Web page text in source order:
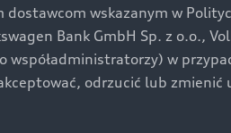
wskazanym w
Bank GmbH Sp. z o.o.,
współadministratorzy) w
odrzucić lub zmienić